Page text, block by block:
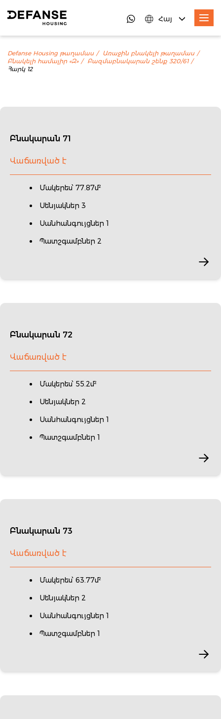
Հայ
Defanse Housing թաղամաս
Առաջին բնակելի թաղամաս
Բնակելի համալիր «Զ»
Բազմաբնակարան շենք 320/61
Հարկ 12
Բնակարան 71
Վաճառված է
Մակերես՝ 77.87մ²
Սենյակներ 3
Սանհանգույցներ 1
Պատշգամբներ 2
Բնակարան 72
Վաճառված է
Մակերես՝ 55.2մ²
Սենյակներ 2
Սանհանգույցներ 1
Պատշգամբներ 1
Բնակարան 73
Վաճառված է
Մակերես՝ 63.77մ²
Սենյակներ 2
Սանհանգույցներ 1
Պատշգամբներ 1